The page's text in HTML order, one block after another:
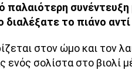
παλαιότερη
διαλέξατε το πιάνο αντί
στον ώμο και τον
ενός σολίστα στο βιολί